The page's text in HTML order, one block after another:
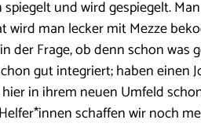
und wird gespiegelt.
wird man lecker mit Mezze
der Frage, ob denn schon was
gut integriert; haben einen
in ihrem neuen Umfeld
schaffen wir noch